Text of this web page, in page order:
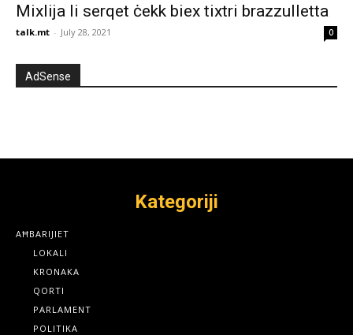
Mixlija li serqet ċekk biex tixtri brazzulletta
talk.mt - July 28, 2021 0
AdSense
Kategoriji
AĦBARIJIET
LOKALI
KRONAKA
QORTI
PARLAMENT
POLITIKA